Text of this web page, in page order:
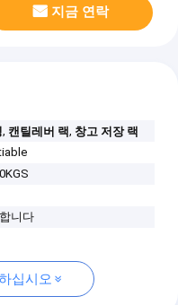
지금 연락
, 캔틸레버 랙, 창고 저장 랙
니다
십시오